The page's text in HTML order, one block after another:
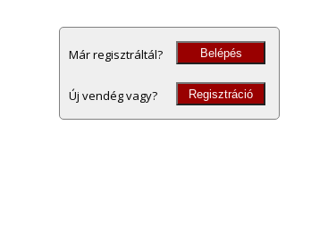
Már regisztráltál? Belépés
Új vendég vagy? Regisztráció